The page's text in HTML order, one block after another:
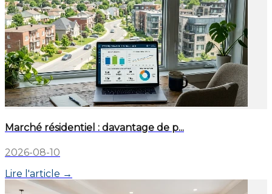
Marché résidentiel : davantage de p...
2026-08-10
Lire l'article →